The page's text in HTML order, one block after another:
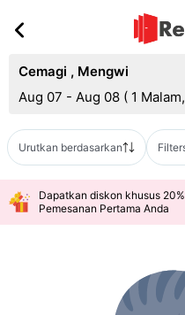
Cemagi , Mengwi
Aug 07 - Aug 08 ( 1
Urutkan berdasarkan
Dapatkan diskon khusus
Pemesanan Pertama Anda